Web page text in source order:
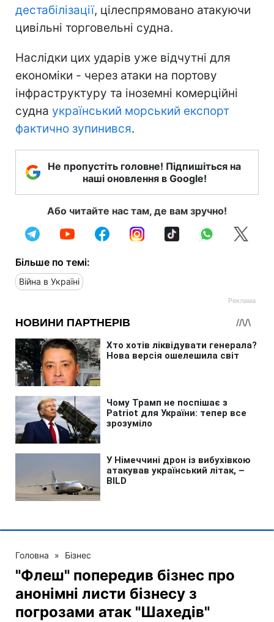
дестабілізації, цілеспрямовано атакуючи
цивільні торговельні судна.
Наслідки цих ударів уже відчутні для
економіки - через атаки на портову
інфраструктуру та іноземні комерційні
судна український морський експорт
фактично зупинився.
Не пропустіть головне! Підпишіться на
наші оновлення в Google!
Або читайте нас там, де вам зручно!
Більше по темі:
Війна в Україні
Головна » Бізнес
"Флеш" попередив бізнес про
анонімні листи бізнесу з
погрозами атак "Шахедів"